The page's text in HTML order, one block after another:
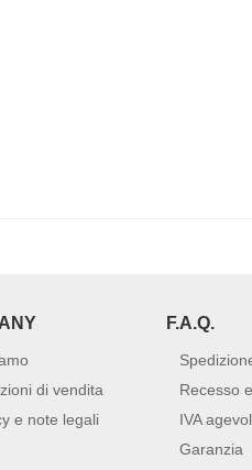
di vendita
e note legali
F.A.Q.
Recesso
IVA
Garanzia